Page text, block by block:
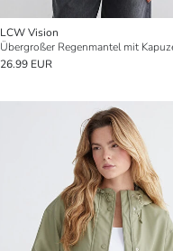
LCW Vision
26.99 EUR